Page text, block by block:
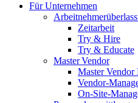
Für Unternehmen
Zeitarbeit
Try & Hire
Try & Educate
Master Vendor
Master Vendor
Vendor-
On-Site-